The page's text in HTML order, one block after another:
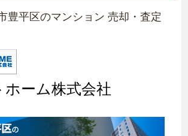
豊平区のマンション 売却・査定
ホーム株式会社